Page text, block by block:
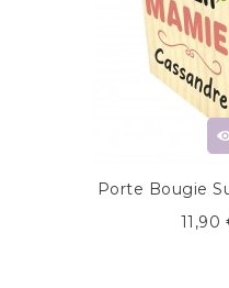
Porte Bougie
11,90